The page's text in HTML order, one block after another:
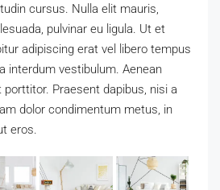
cursus. Nulla elit mauris,
pulvinar eu ligula. Ut et
adipiscing erat vel libero tempus
interdum vestibulum. Aenean
porttitor. Praesent dapibus, nisi a
dolor condimentum metus, in
eros.